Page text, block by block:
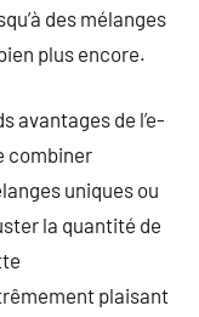
des mélanges
plus encore.
avantages de l’e-
combiner
uniques ou
la quantité de
plaisant